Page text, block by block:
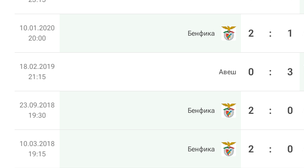
10.01.2020
20:00
Бенфика 2 : 1
18.02.2019
21:15
Авеш 0 : 3
23.09.2018
19:30
Бенфика 2 : 0
10.03.2018
19:15
Бенфика 2 : 0